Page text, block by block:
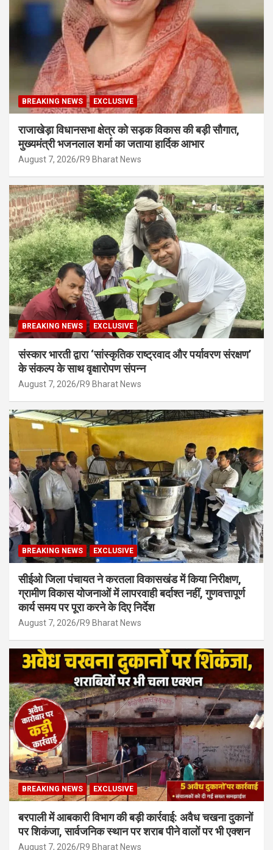
BREAKING NEWS EXCLUSIVE
राजाखेड़ा विधानसभा क्षेत्र को सड़क विकास की बड़ी सौगात,
मुख्यमंत्री भजनलाल शर्मा का जताया हार्दिक आभार
August 7, 2026 R9 Bharat News
BREAKING NEWS EXCLUSIVE
संस्कार भारती द्वारा ‘सांस्कृतिक राष्ट्रवाद और पर्यावरण संरक्षण’
के संकल्प के साथ वृक्षारोपण संपन्न
August 7, 2026 R9 Bharat News
BREAKING NEWS EXCLUSIVE
सीईओ जिला पंचायत ने करतला विकासखंड में किया निरीक्षण,
ग्रामीण विकास योजनाओं में लापरवाही बर्दाश्त नहीं, गुणवत्तापूर्ण
कार्य समय पर पूरा करने के दिए निर्देश
August 7, 2026 R9 Bharat News
BREAKING NEWS EXCLUSIVE
बरपाली में आबकारी विभाग की बड़ी कार्रवाई: अवैध चखना दुकानों
पर शिकंजा, सार्वजनिक स्थान पर शराब पीने वालों पर भी एक्शन
August 7, 2026 R9 Bharat News